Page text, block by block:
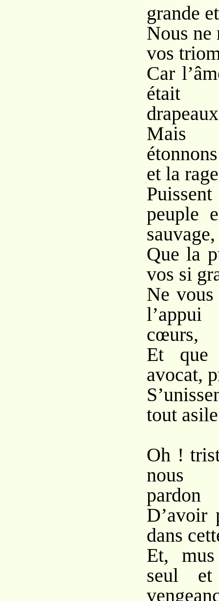
grande
Nous ne
vos
Car
était
Mais
et la rage
peuple
sauvage,
Que la
vos si
Ne
cœurs,
Et que
avocat,
tout
Oh !
nous
pardon
D’avoir
dans
Et,
seul